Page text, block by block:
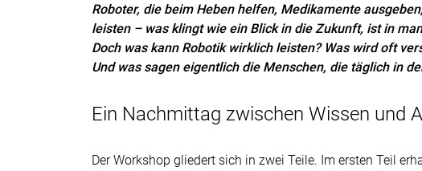
Roboter, die beim Heben helfen, Medikamente
leisten – was klingt wie ein Blick in die Zukunft, ist in
Doch was kann Robotik wirklich leisten? Was wird oft
Und was sagen eigentlich die Menschen, die täglich in
Ein Nachmittag zwischen Wissen und
Der Workshop gliedert sich in zwei Teile. Im ersten Teil